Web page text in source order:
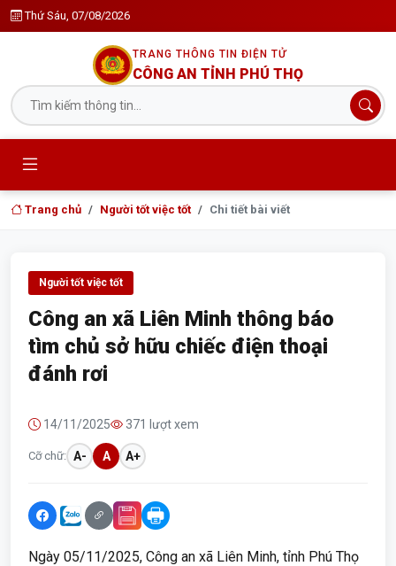
Thứ Sáu, 07/08/2026
TRANG THÔNG TIN ĐIỆN TỬ
CÔNG AN TỈNH PHÚ THỌ
Trang chủ Người tốt việc tốt Chi tiết bài viết
Người tốt việc tốt
Công an xã Liên Minh thông báo
tìm chủ sở hữu chiếc điện thoại
đánh rơi
14/11/2025 371 lượt xem
Cỡ chữ: A- A A+
Ngày 05/11/2025, Công an xã Liên Minh, tỉnh Phú Thọ